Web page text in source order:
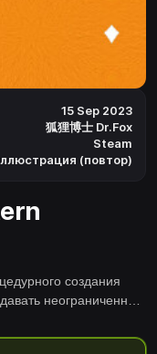
15 Sep 2023
狐狸博士 Dr.Fox
Steam
(повтор)
создания
неограниченное
вами
и настраивая